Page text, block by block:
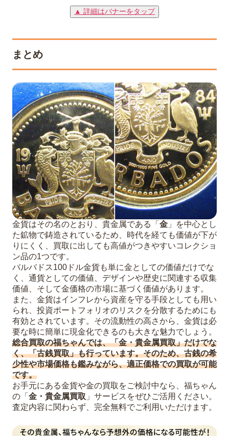
▲ 詳細はバナーをタップ
まとめ
金貨はその名のとおり、貴金属である「 金 」を中心とし
た鉱物で鋳造されているため、時代を経ても価値が下が
りにくく、買取に出しても高値がつきやすいコレクショ
ン品の1つです。
バルバドス100ドル金貨も単に金としての価値だけでな
く、通貨としての価値、デザインや歴史に関連する収集
価値、そして金価格の市場に基づく価値があります。
また、金貨はインフレから資産を守る手段としても用い
られ、投資ポートフォリオのリスクを分散するためにも
有効とされています。その流動性の高さから、金貨は必
要な時に簡単に現金化できるのも大きな魅力でしょう。
総合買取の福ちゃんでは、「金・貴金属買取」だけでな
く、「古銭買取」も行っています。そのため、古銭の希
少性や市場価格も鑑みながら、適正価格での買取が可能
です。
お手元にある金貨や金の買取をご検討中なら、福ちゃん
の「 金・貴金属買取 」サービスをぜひご活用ください。
査定内容に関わらず、完全無料でご利用いただけます。